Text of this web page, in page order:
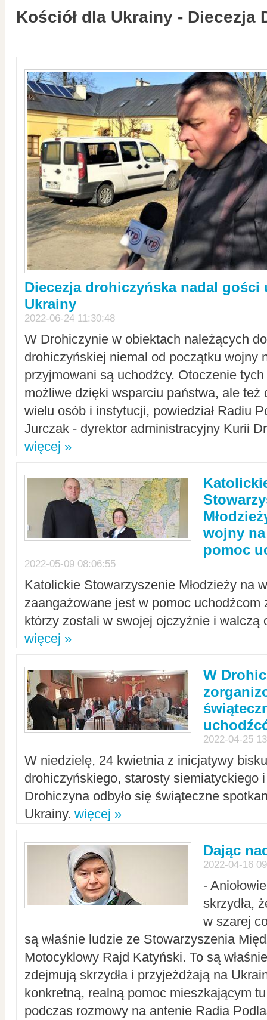
Kościół dla Ukrainy - Diecezja
Diecezja drohiczyńska nadal gości
Ukrainy
2022-06-24 11:30:48
W Drohiczynie w obiektach należących
drohiczyńskiej niemal od początku wojny
przyjmowani są uchodźcy. Otoczenie
możliwe dzięki wsparciu państwa, ale też
wielu osób i instytucji, powiedział Radiu
Jurczak - dyrektor administracyjny Kurii
więcej »
wojny
pomoc
2022-05-09 08:06:55
Katolickie Stowarzyszenie Młodzieży na
zaangażowane jest w pomoc uchodźcom
którzy zostali w swojej ojczyźnie i walczą
więcej »
W
2022-04-25
W niedzielę, 24 kwietnia z inicjatywy
drohiczyńskiego, starosty siemiatyckiego
Drohiczyna odbyło się świąteczne
Ukrainy. więcej »
Dając
2022-04-16
-
skrzydła,
w szarej
są właśnie ludzie ze Stowarzyszenia
Motocyklowy Rajd Katyński. To są
zdejmują skrzydła i przyjeżdżają na
konkretną, realną pomoc mieszkającym
podczas rozmowy na antenie Radia